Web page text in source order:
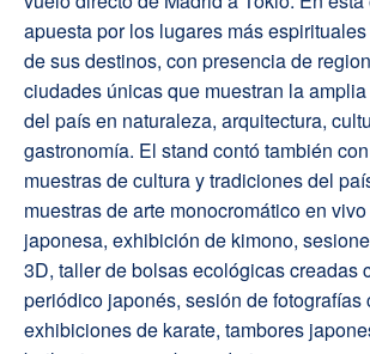
apuesta por los lugares más
de sus destinos, con presencia de
ciudades únicas que muestran la
del país en naturaleza, arquitectura,
gastronomía. El stand contó también
muestras de cultura y tradiciones del
muestras de arte monocromático en
japonesa, exhibición de kimono,
3D, taller de bolsas ecológicas creadas
periódico japonés, sesión de fotografías
exhibiciones de karate, tambores